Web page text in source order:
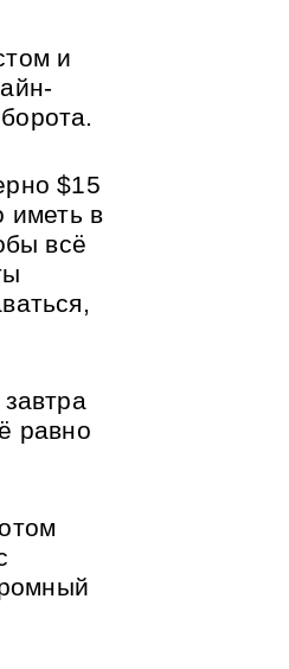
и
$15
иметь в
всё
равно